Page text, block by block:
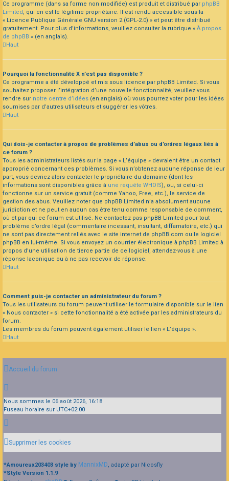
Ce programme (dans sa forme non modifiée) est produit et distribué par phpBB
Limited, qui en est le légitime propriétaire. Il est rendu accessible sous la
« Licence Publique Générale GNU version 2 (GPL-2.0) » et peut être distribué
gratuitement. Pour plus d’informations, veuillez consulter la rubrique « À propos
de phpBB » (en anglais).
Haut
Pourquoi la fonctionnalité X n’est pas disponible ?
Ce programme a été développé et mis sous licence par phpBB Limited. Si vous
souhaitez proposer l’intégration d’une nouvelle fonctionnalité, veuillez vous
rendre sur notre centre d’idées (en anglais) où vous pourrez voter pour les idées
soumises par d’autres utilisateurs et suggérer les vôtres.
Haut
Qui dois-je contacter à propos de problèmes d’abus ou d’ordres légaux liés à
ce forum ?
Tous les administrateurs listés sur la page « L’équipe » devraient être un contact
approprié concernant ces problèmes. Si vous n’obtenez aucune réponse de leur
part, vous devriez alors contacter le propriétaire du domaine (dont les
informations sont disponibles grâce à une requête WHOIS), ou, si celui-ci
fonctionne sur un service gratuit (comme Yahoo, Free, etc.), le service de
gestion des abus. Veuillez noter que phpBB Limited n’a absolument aucune
juridiction et ne peut en aucun cas être tenu comme responsable de comment,
où et par qui ce forum est utilisé. Ne contactez pas phpBB Limited pour tout
problème d’ordre légal (commentaire incessant, insultant, diffamatoire, etc.) qui
ne sont pas directement reliés avec le site internet de phpBB.com ou le logiciel
phpBB en lui-même. Si vous envoyez un courrier électronique à phpBB Limited à
propos d’une utilisation de tierce partie de ce logiciel, attendez-vous à une
réponse laconique ou à ne pas recevoir de réponse.
Haut
Comment puis-je contacter un administrateur du forum ?
Tous les utilisateurs du forum peuvent utiliser le formulaire disponible sur le lien
« Nous contacter » si cette fonctionnalité a été activée par les administrateurs du
forum.
Les membres du forum peuvent également utiliser le lien « L’équipe ».
Haut
Accueil du forum
Nous sommes le 06 août 2026, 16:18
Fuseau horaire sur UTC+02:00
Supprimer les cookies
*Amoureux203403 style by MannixMD, adapté par Nicosfly
*Style Version 1.1.9